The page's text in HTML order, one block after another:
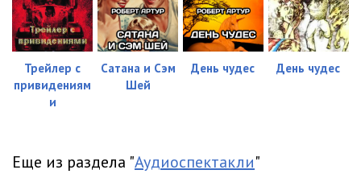
Трейлер с
привидениям
и
Сатана и Сэм
Шей
День чудес День чудес
Еще из раздела "Аудиоспектакли"